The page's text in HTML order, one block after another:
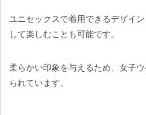
ユニセックスで着用できるデザイ
して楽しむことも可能です。
柔らかい印象を与えるため、女子
られています。